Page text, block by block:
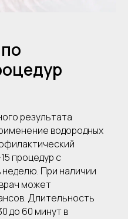
результата
водородных
процедур с
При наличии
может
Длительность
до 60 минут в